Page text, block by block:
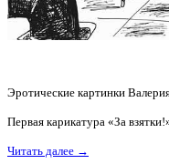
Эротические картинки
Первая карикатура «За
Читать далее →